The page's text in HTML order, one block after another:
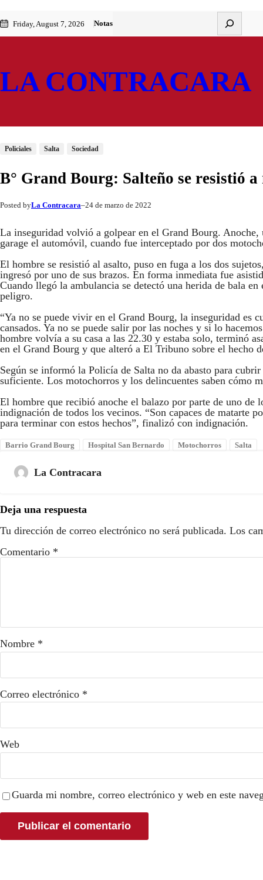
al
contenido
to
content
Friday, August 7, 2026 Notas
LA CONTRACARA
Policiales Salta Sociedad
B° Grand Bourg: Salteño se resistió
Posted byLa Contracara–24 de marzo de 2022
La inseguridad volvió a golpear en el Grand Bourg.
garage el automóvil, cuando fue interceptado por dos
El hombre se resistió al asalto, puso en fuga a los dos
ingresó por uno de sus brazos. En forma inmediata fue
Cuando llegó la ambulancia se detectó una herida de bala
peligro.
“Ya no se puede vivir en el Grand Bourg, la inseguridad es
cansados. Ya no se puede salir por las noches y si lo
hombre volvía a su casa a las 22.30 y estaba solo, terminó
en el Grand Bourg y que alteró a El Tribuno sobre el hecho
Según se informó la Policía de Salta no da abasto para
suficiente. Los motochorros y los delincuentes saben cómo
El hombre que recibió anoche el balazo por parte de uno de
indignación de todos los vecinos. “Son capaces de matarte
para terminar con estos hechos”, finalizó con indignación.
Barrio Grand Bourg Hospital San Bernardo Motochorros Salta
La Contracara
Deja una respuesta
Tu dirección de correo electrónico no será publicada. Los
Comentario *
Nombre *
Correo electrónico *
Web
Guarda mi nombre, correo electrónico y web en este